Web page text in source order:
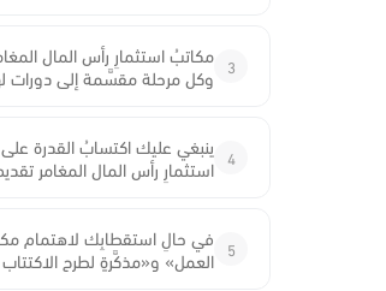
3 مكاتبُ استثمارِ رأس المال
وكل مرحلة مقسَّمة إلى دورات
4
ينبغي عليك اكتسابُ القدرة
استثمارِ رأس المال المغامر
5
في حالِ استقطابِك لاهتمام
العمل» و«مذكَّرةٍ لطرح